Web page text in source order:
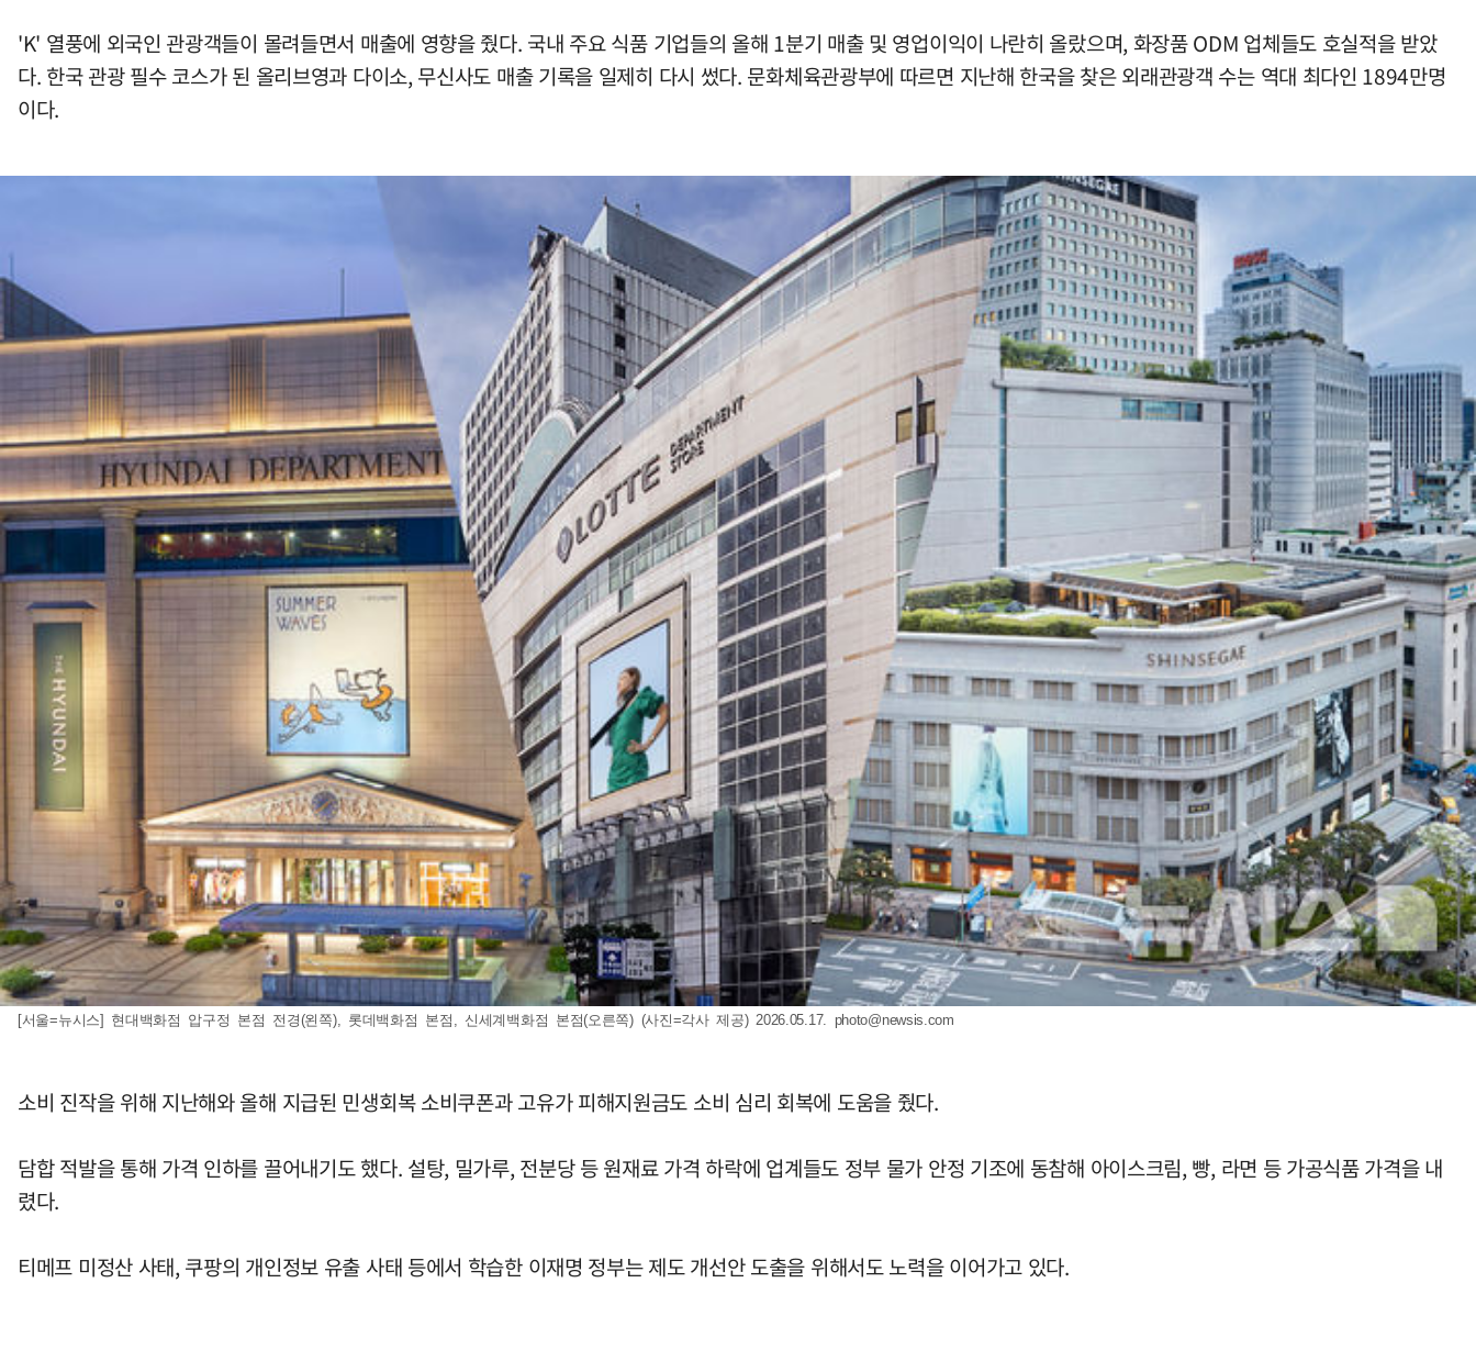
'K' 열풍에 외국인 관광객들이 몰려들면서 매출에 영향을 줬다. 국내 주요 식품 기업들의 올해 1분기 매출 및 영업이익이 나란히 올랐으며, 화장품 ODM 업체들도 호실적을 받았
다. 한국 관광 필수 코스가 된 올리브영과 다이소, 무신사도 매출 기록을 일제히 다시 썼다. 문화체육관광부에 따르면 지난해 한국을 찾은 외래관광객 수는 역대 최다인 1894만명
이다.
[서울=뉴시스] 현대백화점 압구정 본점 전경(왼쪽), 롯데백화점 본점, 신세계백화점 본점(오른쪽) (사진=각사 제공) 2026.05.17. photo@newsis.com
소비 진작을 위해 지난해와 올해 지급된 민생회복 소비쿠폰과 고유가 피해지원금도 소비 심리 회복에 도움을 줬다.
담합 적발을 통해 가격 인하를 끌어내기도 했다. 설탕, 밀가루, 전분당 등 원재료 가격 하락에 업계들도 정부 물가 안정 기조에 동참해 아이스크림, 빵, 라면 등 가공식품 가격을 내
렸다.
티메프 미정산 사태, 쿠팡의 개인정보 유출 사태 등에서 학습한 이재명 정부는 제도 개선안 도출을 위해서도 노력을 이어가고 있다.